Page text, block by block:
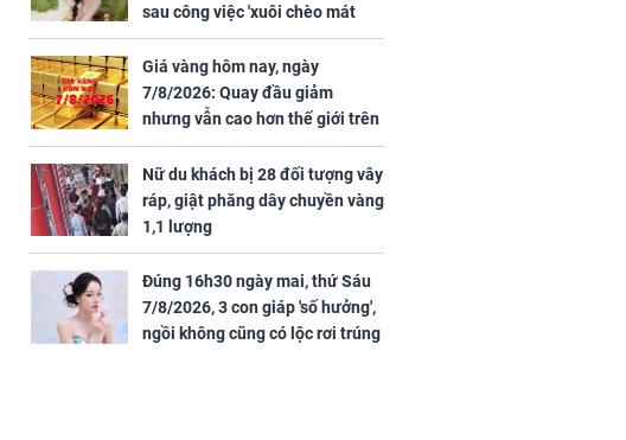
sau công việc 'xuôi chèo mát
mái', tiền tài 'thu về như nước',
tình duyên viên mãn
Giá vàng hôm nay, ngày
7/8/2026: Quay đầu giảm
nhưng vẫn cao hơn thế giới trên
7 triệu đồng
Nữ du khách bị 28 đối tượng vây
ráp, giật phăng dây chuyền vàng
1,1 lượng
Đúng 16h30 ngày mai, thứ Sáu
7/8/2026, 3 con giáp 'số hưởng',
ngồi không cũng có lộc rơi trúng